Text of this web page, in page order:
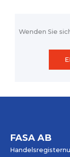
Wenden Sie
FASA AB